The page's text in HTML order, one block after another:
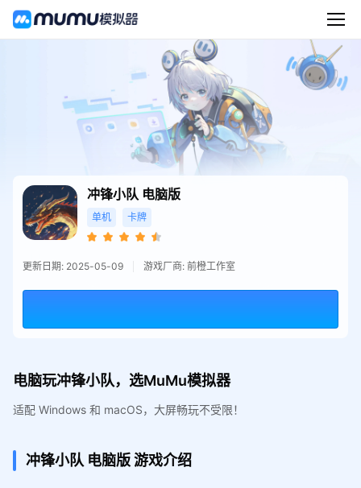
冲锋小队 电脑版
单机 卡牌
更新日期: 2025-05-09 游戏厂商: 前橙工作室
电脑玩冲锋小队，选MuMu模拟器
适配 Windows 和 macOS，大屏畅玩不受限！
冲锋小队 电脑版游戏介绍